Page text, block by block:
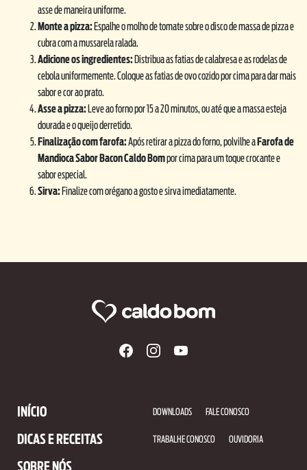
asse de maneira uniforme.
Monte a pizza: Espalhe o molho de tomate sobre o disco de massa de pizza e
cubra com a mussarela ralada.
Adicione os ingredientes: Distribua as fatias de calabresa e as rodelas de
cebola uniformemente. Coloque as fatias de ovo cozido por cima para dar mais
sabor e cor ao prato.
Asse a pizza: Leve ao forno por 15 a 20 minutos, ou até que a massa esteja
dourada e o queijo derretido.
Finalização com farofa:Após retirar a pizza do forno, polvilhe a Farofa de
Mandioca Sabor Bacon Caldo Bompor cima para um toque crocante e
sabor especial.
Sirva: Finalize com orégano a gosto e sirva imediatamente.
INÍCIO
DICAS E RECEITAS
DOWNLOADS FALE CONOSCO
TRABALHE CONOSCO OUVIDORIA